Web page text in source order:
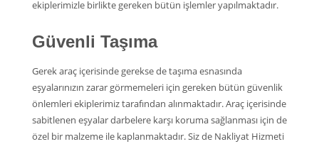
ekiplerimizle birlikte gereken bütün işlemler yapılmaktadır.
Güvenli Taşıma
Gerek araç içerisinde gerekse de taşıma esnasında
eşyalarınızın zarar görmemeleri için gereken bütün güvenlik
önlemleri ekiplerimiz tarafından alınmaktadır. Araç içerisinde
sabitlenen eşyalar darbelere karşı koruma sağlanması için de
özel bir malzeme ile kaplanmaktadır. Siz de Nakliyat Hizmeti